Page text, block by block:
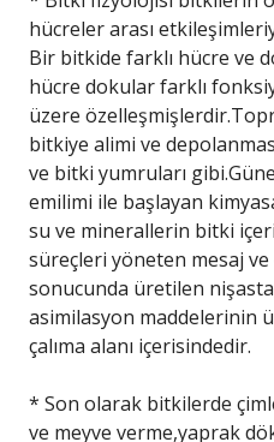
hücreler arası
Bir bitkide farklı hücre ve
hücre dokular farklı
üzere
bitkiye alimi ve
ve bitki yumruları
emilimi ile başlayan
su ve minerallerin bitki
süreçleri yöneten mesaj
sonucunda üretilen
asimilasyon maddelerinin
çalıma alanı içerisindedir.
* Son olarak bitkilerde
ve meyve verme,yaprak